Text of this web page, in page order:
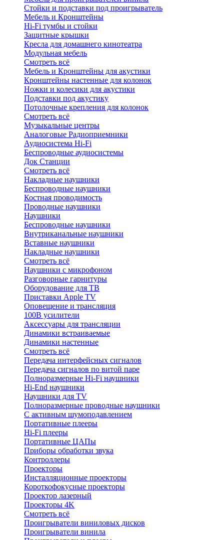
Стойки и подставки под проигрыватель
Мебель и Кронштейны
Hi-Fi тумбы и стойки
Защитные крышки
Кресла для домашнего кинотеатра
Модульная мебель
Смотреть всё
Мебель и Кронштейны для акустики
Кронштейны настенные для колонок
Ножки и колесики для акустики
Подставки под акустику
Потолочные крепления для колонок
Смотреть всё
Музыкальные центры
Аналоговые Радиоприемники
Аудиосистема Hi-Fi
Беспроводные аудиосистемы
Док Станции
Смотреть всё
Накладные наушники
Беспроводные наушники
Костная проводимость
Проводные наушники
Наушники
Беспроводные наушники
Внутриканальные наушники
Вставные наушники
Накладные наушники
Смотреть всё
Наушники с микрофоном
Разговорные гарнитуры
Оборудование для ТВ
Приставки Apple TV
Оповещение и трансляция
100В усилители
Аксессуары для трансляции
Динамики встраиваемые
Динамики настенные
Смотреть всё
Передача интерфейсных сигналов
Передача сигналов по витой паре
Полноразмерные Hi-Fi наушники
Hi-End наушники
Наушники для TV
Полноразмерные проводные наушники
С активным шумоподавлением
Портативные плееры
Hi-Fi плееры
Портативные ЦАПы
Приборы обработки звука
Контроллеры
Проекторы
Инсталляционные проекторы
Короткофокусные проекторы
Проектор лазерный
Проекторы 4K
Смотреть всё
Проигрыватели виниловых дисков
Проигрыватели винила